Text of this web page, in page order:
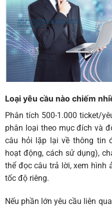
Loại yêu cầu nào chiếm
Phân tích 500-1.000 ticket/
phân loại theo mục đích và
câu hỏi lặp lại về thông tin
hoạt động, cách sử dụng),
thể đọc câu trả lời, xem hình
tốc độ riêng.
Nếu phần lớn yêu cầu liên